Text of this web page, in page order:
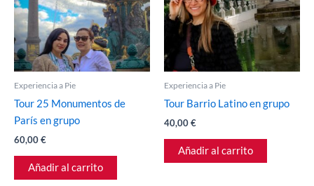
Experiencia a Pie
Tour 25 Monumentos de
París en grupo
60,00€
Añadir al carrito
Experiencia a Pie
Tour Barrio Latino en grupo
40,00€
Añadir al carrito